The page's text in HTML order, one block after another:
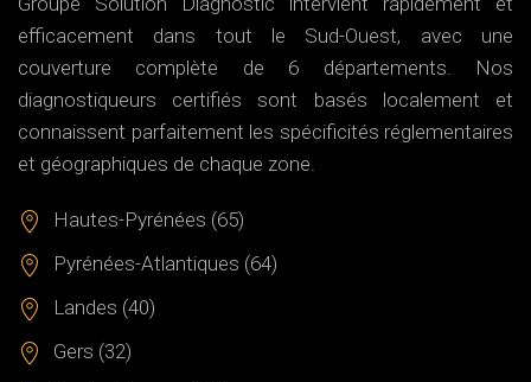
efficacement dans tout le Sud-Ouest, avec une
couverture complète de 6 départements. Nos
diagnostiqueurs certifiés sont basés localement et
connaissent parfaitement les spécificités réglementaires
et géographiques de chaque zone.
Hautes-Pyrénées (65)
Pyrénées-Atlantiques (64)
Landes (40)
Gers (32)